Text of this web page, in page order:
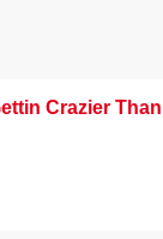
Crazier